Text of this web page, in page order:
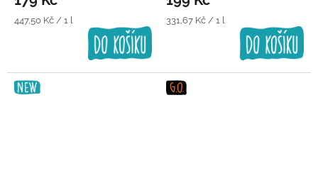
Měrná
447,50 Kč / 1 l
Měrná
331,67 Kč / 1 l